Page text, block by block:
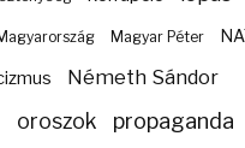
Magyar Péter
Németh Sándor
oroszok propaganda